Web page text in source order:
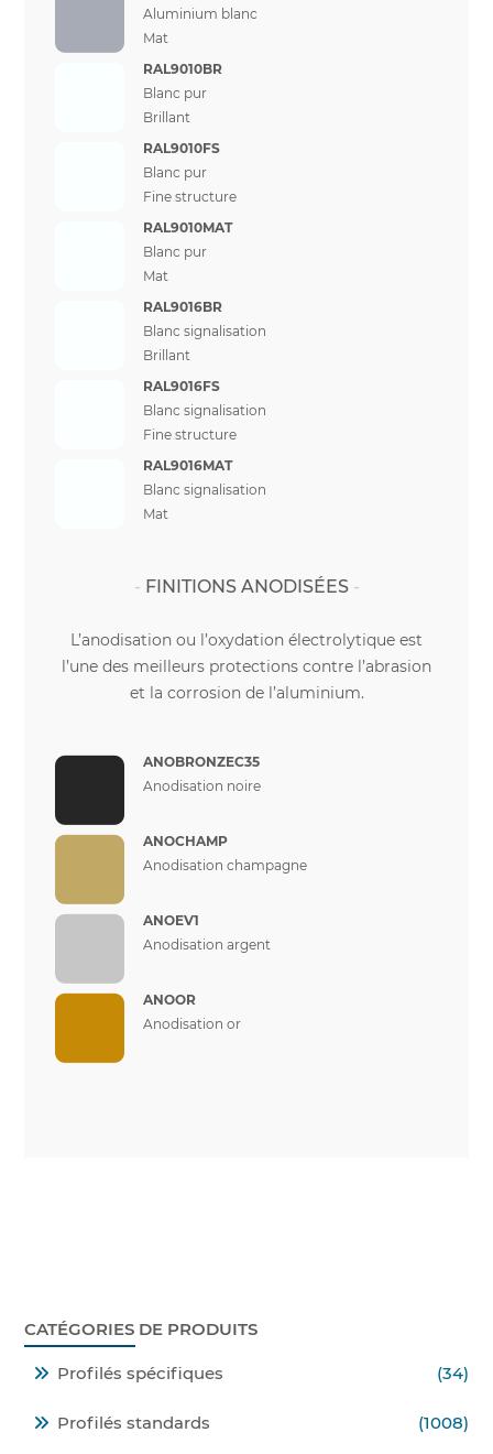
Aluminium blanc
Mat
RAL9010BR
Blanc pur
Brillant
RAL9010FS
Blanc pur
Fine structure
RAL9010MAT
Blanc pur
Mat
RAL9016BR
Blanc signalisation
Brillant
RAL9016FS
Blanc signalisation
Fine structure
RAL9016MAT
Blanc signalisation
Mat
FINITIONS ANODISÉES
L’anodisation ou l’oxydation électrolytique est
l’une des meilleurs protections contre l’abrasion
et la corrosion de l’aluminium.
ANOBRONZEC35
Anodisation noire
ANOCHAMP
Anodisation champagne
ANOEV1
Anodisation argent
ANOOR
Anodisation or
CATÉGORIES DE PRODUITS
Profilés spécifiques (34)
Profilés standards (1008)